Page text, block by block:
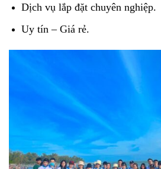
Dịch vụ lắp đặt chuyên nghiệp.
Uy tín – Giá rẻ.